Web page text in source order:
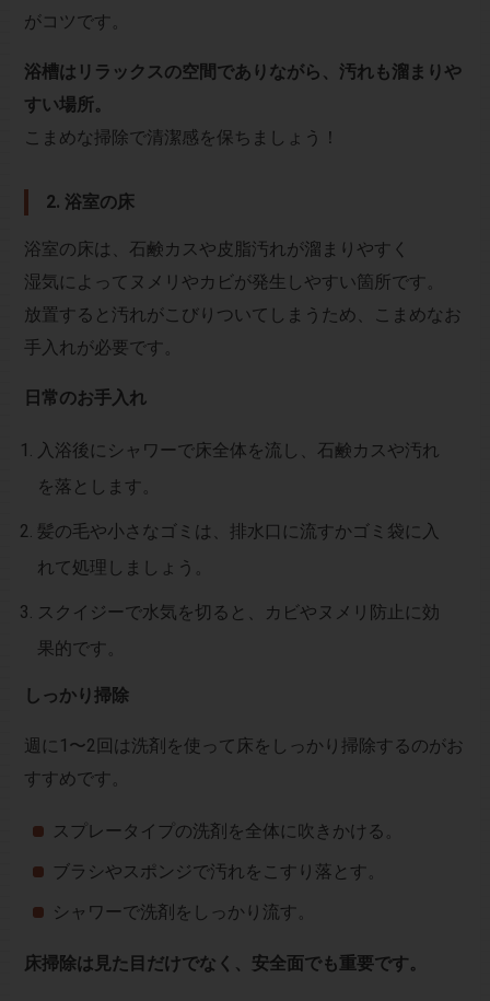
がコツです。
浴槽はリラックスの空間でありながら、汚れも溜まりや
すい場所。
こまめな掃除で清潔感を保ちましょう！
2. 浴室の床
浴室の床は、石鹸カスや皮脂汚れが溜まりやすく
湿気によってヌメリやカビが発生しやすい箇所です。
放置すると汚れがこびりついてしまうため、こまめなお
手入れが必要です。
日常のお手入れ
入浴後にシャワーで床全体を流し、石鹸カスや汚れ
を落とします。
髪の毛や小さなゴミは、排水口に流すかゴミ袋に入
れて処理しましょう。
スクイジーで水気を切ると、カビやヌメリ防止に効
果的です。
しっかり掃除
週に1〜2回は洗剤を使って床をしっかり掃除するのがお
すすめです。
スプレータイプの洗剤を全体に吹きかける。
ブラシやスポンジで汚れをこすり落とす。
シャワーで洗剤をしっかり流す。
床掃除は見た目だけでなく、安全面でも重要です。